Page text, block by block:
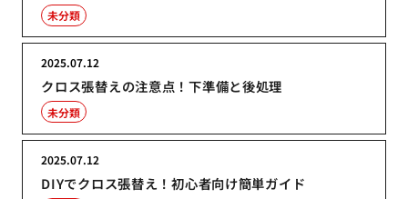
未分類
クロス張替えの注意点！下準備と後処理
2025.07.12
未分類
DIYでクロス張替え！初心者向け簡単ガイド
2025.07.12